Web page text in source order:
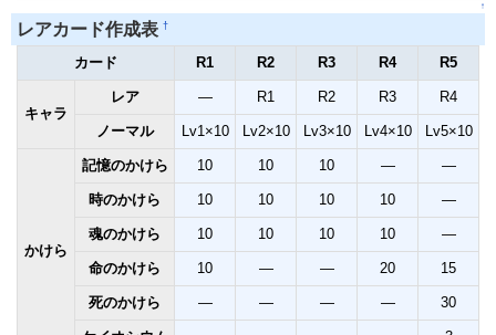
↑
レアカード作成表 †
カード R1 R2 R3 R4 R5
キャラ
レア ― R1 R2 R3 R4
ノーマル Lv1×10 Lv2×10 Lv3×10 Lv4×10 Lv5×10
かけら
記憶のかけら 10 10 10 ― ―
時のかけら 10 10 10 10 ―
魂のかけら 10 10 10 10 ―
命のかけら 10 ― ― 20 15
死のかけら ― ― ― ― 30